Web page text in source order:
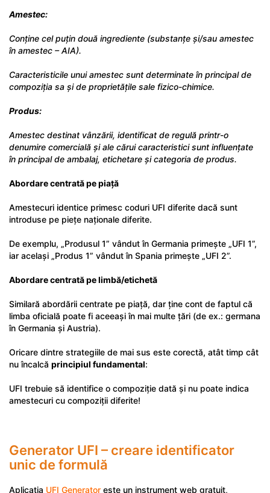
Amestec:
Conține cel puțin două ingrediente (substanțe și/sau amestec
în amestec – AIA).
Caracteristicile unui amestec sunt determinate în principal de
compoziția sa și de proprietățile sale fizico-chimice.
Produs:
Amestec destinat vânzării, identificat de regulă printr-o
denumire comercială și ale cărui caracteristici sunt influențate
în principal de ambalaj, etichetare și categoria de produs.
Abordare centrată pe piață
Amestecuri identice primesc coduri UFI diferite dacă sunt
introduse pe piețe naționale diferite.
De exemplu, „Produsul 1” vândut în Germania primește „UFI 1”,
iar același „Produs 1” vândut în Spania primește „UFI 2”.
Abordare centrată pe limbă/etichetă
Similară abordării centrate pe piață, dar ține cont de faptul că
limba oficială poate fi aceeași în mai multe țări (de ex.: germana
în Germania și Austria).
Oricare dintre strategiile de mai sus este corectă, atât timp cât
nu încalcă principiul fundamental:
UFI trebuie să identifice o compoziție dată și nu poate indica
amestecuri cu compoziții diferite!
Generator UFI – creare identificator
unic de formulă
Aplicația UFI Generator este un instrument web gratuit,